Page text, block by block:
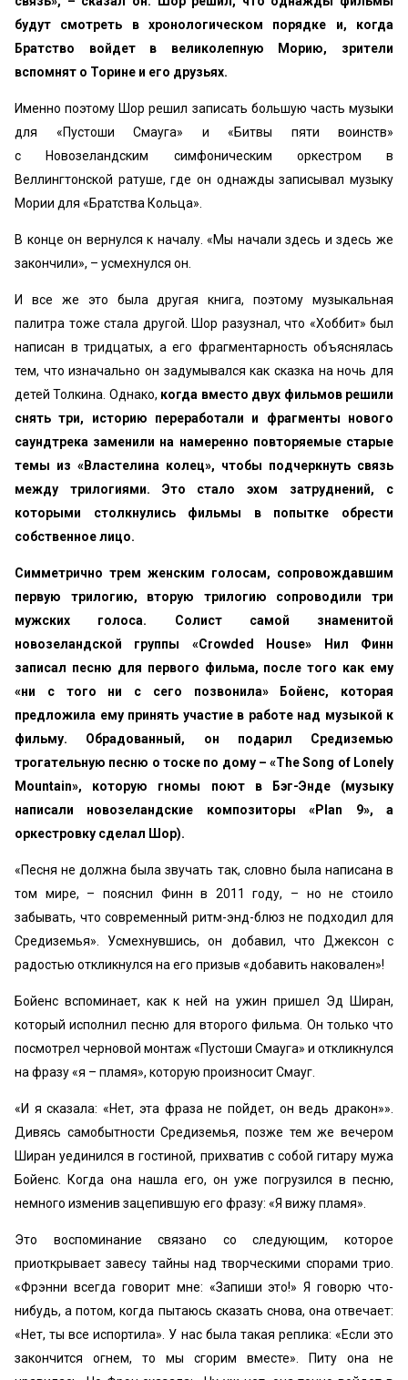
будут смотреть в хронологическом порядке и, когда
Братство войдет в великолепную Морию, зрители
вспомнят о Торине и его друзьях.
Именно поэтому Шор решил записать большую часть музыки
для «Пустоши Смауга» и «Битвы пяти воинств»
с Новозеландским симфоническим оркестром в
Веллингтонской ратуше, где он однажды записывал музыку
Мории для «Братства Кольца».
В конце он вернулся к началу. «Мы начали здесь и здесь же
закончили», – усмехнулся он.
И все же это была другая книга, поэтому музыкальная
палитра тоже стала другой. Шор разузнал, что «Хоббит» был
написан в тридцатых, а его фрагментарность объяснялась
тем, что изначально он задумывался как сказка на ночь для
детей Толкина. Однако, когда вместо двух фильмов решили
снять три, историю переработали и фрагменты нового
саундтрека заменили на намеренно повторяемые старые
темы из «Властелина колец», чтобы подчеркнуть связь
между трилогиями. Это стало эхом затруднений, с
которыми столкнулись фильмы в попытке обрести
собственное лицо.
Симметрично трем женским голосам, сопровождавшим
первую трилогию, вторую трилогию сопроводили три
мужских голоса. Солист самой знаменитой
новозеландской группы «Crowded House» Нил Финн
записал песню для первого фильма, после того как ему
«ни с того ни с сего позвонила» Бойенс, которая
предложила ему принять участие в работе над музыкой к
фильму. Обрадованный, он подарил Средиземью
трогательную песню о тоске по дому – «The Song of Lonely
Mountain», которую гномы поют в Бэг-Энде (музыку
написали новозеландские композиторы «Plan 9», а
оркестровку сделал Шор).
«Песня не должна была звучать так, словно была написана в
том мире, – пояснил Финн в 2011 году, – но не стоило
забывать, что современный ритм-энд-блюз не подходил для
Средиземья». Усмехнувшись, он добавил, что Джексон с
радостью откликнулся на его призыв «добавить наковален»!
Бойенс вспоминает, как к ней на ужин пришел Эд Ширан,
который исполнил песню для второго фильма. Он только что
посмотрел черновой монтаж «Пустоши Смауга» и откликнулся
на фразу «я – пламя», которую произносит Смауг.
«И я сказала: «Нет, эта фраза не пойдет, он ведь дракон»».
Дивясь самобытности Средиземья, позже тем же вечером
Ширан уединился в гостиной, прихватив с собой гитару мужа
Бойенс. Когда она нашла его, он уже погрузился в песню,
немного изменив зацепившую его фразу: «Я вижу пламя».
Это воспоминание связано со следующим, которое
приоткрывает завесу тайны над творческими спорами трио.
«Фрэнни всегда говорит мне: «Запиши это!» Я говорю что-
нибудь, а потом, когда пытаюсь сказать снова, она отвечает:
«Нет, ты все испортила». У нас была такая реплика: «Если это
закончится огнем, то мы сгорим вместе». Питу она не